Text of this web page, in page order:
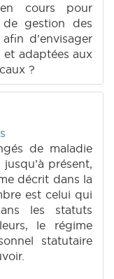
cours pour
gestion des
d'envisager
et adaptées aux
?
de maladie
présent,
décrit dans la
est celui qui
les statuts
le régime
statutaire